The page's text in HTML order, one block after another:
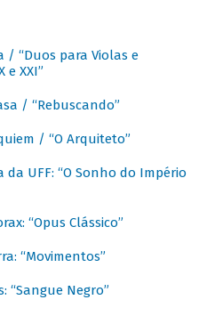
/ “Duos para Violas e
e XXI”
/ “Rebuscando”
/ “O Arquiteto”
da UFF: “O Sonho do Império
“Opus Clássico”
“Movimentos”
“Sangue Negro”